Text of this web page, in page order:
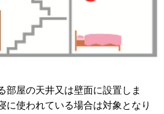
部屋の天井又は壁面に設置しま
に使われている場合は対象となり